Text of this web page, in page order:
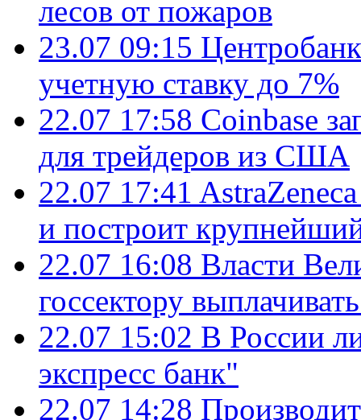
лесов от пожаров
23.07 09:15
учетную ставку до 7%
22.07 17:58 Coinbase
для трейдеров из США
22.07 17:41
и построит
22.07 16:08 Власти
госсектору
22.07 15:02 В России
экспресс банк"
22.07 14:28